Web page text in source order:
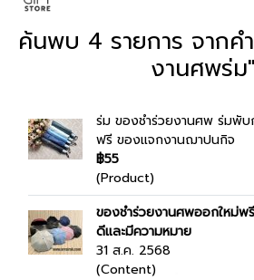
ค้นพบ 4 รายการ จากค
งานศพร่ม"
ร่ม ของชำร่วยงานศพ ร่มพับ
ฟรี ของแจกงานฌาปนกิจ
฿55
(Product)
ของชำร่วยงานศพออกใหม่พ
ดีและมีความหมาย
31 ส.ค. 2568
(Content)